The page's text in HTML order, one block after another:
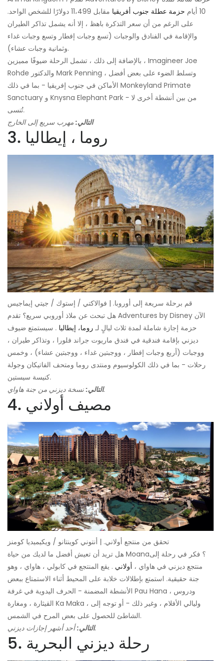
10 أيام
حزمة عطلة جنوب أفريقيا
مقابل 11،499 دولارًا للشخص الواحد.
على الرغم من أن سعر التذكرة باهظ ، إلا أنه يشمل تذاكر الطيران
والإقامة في الفنادق والوجبات (تسع وجبات إفطار وتسع وجبات غداء
وثمانية وجبات عشاء).
بالإضافة إلى ذلك ، تشمل الرحلة ضيوفًا مميزين ، Imagineer Joe
Rohde والدكتور Mark Penning ، وتسلط الضوء على بعض أفضل
الأماكن في جنوب إفريقيا - بما في ذلك Monkeyland Primate
Sanctuary و Knysna Elephant Park - من بين أنشطة أخرى لا
تُنسى.
التالي: مهرب سريع إلى الخارج
3. روما ، إيطاليا
قم برحلة سريعة إلى أوروبا. | فوالاكتي / إستوك / جيتي إيماجيس
هل تبحث عن ملاذ أوروبي سريع؟ تقدم Adventures by Disney الآن
حزمة إجازة شاملة لمدة ثلاث ليالٍ لـ روما، إيطاليا . سيستمتع ضيوف
ديزني بإقامة فندقية في فندق ماريوت جراند فلورا ، وتذاكر طيران ،
ووجبات (أربع وجبات إفطار ، ووجبتين غداء ، ووجبتين عشاء) ، وخمس
رحلات - بما في ذلك الكولوسيوم ومنتدى روما ومتحف الفاتيكان وجولة
كنيسة سيستين.
التالي:نسخة ديزني من جنة هاواي.
4. مصيف أولاني
تحقق من منتجع أولاني. | أنتوني كوينتانو / ويكيميديا ​​كومنز
هل تريد أن تعيش أفضل ما لديك من حياة Moana؟ فكر في رحلة إلى
منتجع ديزني في هاواي ، أولاني . يقع المنتجع في كابولي ، هاواي ، وهو
جنة حقيقية. استمتع بإطلالات خلابة على المحيط أثناء الاستمتاع ببعض
الأنشطة المضمنة - الحرف اليدوية في غرفة Pau Hana ، ودروس
القيثارة ، ومغارة Ka Maka ، وليالي الأفلام ، وغير ذلك - أو توجه إلى
الشاطئ للحصول على بعض المرح في الشمس.
التالي:أحد أشهر إجازات ديزني.
5. رحلة ديزني البحرية